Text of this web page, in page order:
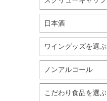
日本酒
ワイングッズを選ぶ
ノンアルコール
こだわり食品を選ぶ